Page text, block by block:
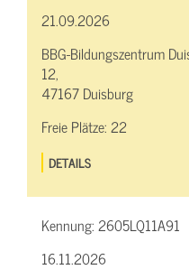
21.09.2026
BBG-Bildungszentrum
12,
47167 Duisburg
Freie Plätze:22
DETAILS
Kennung:2605LQ11A91
16.11.2026